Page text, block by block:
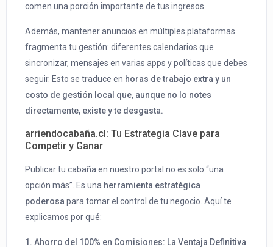
comen una porción importante de tus ingresos.
Además, mantener anuncios en múltiples plataformas
fragmenta tu gestión: diferentes calendarios que
sincronizar, mensajes en varias apps y políticas que debes
seguir. Esto se traduce en horas de trabajo extra y un
costo de gestión local que, aunque no lo notes
directamente, existe y te desgasta.
arriendocabaña.cl: Tu Estrategia Clave para
Competir y Ganar
Publicar tu cabaña en nuestro portal no es solo “una
opción más”. Es una herramienta estratégica
poderosa para tomar el control de tu negocio. Aquí te
explicamos por qué:
1. Ahorro del 100% en Comisiones: La Ventaja Definitiva